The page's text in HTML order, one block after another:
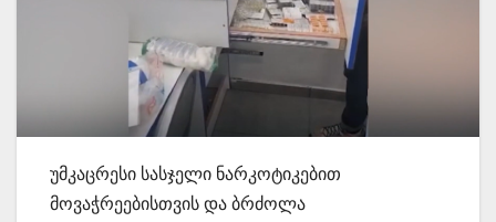
უმკაცრესი სასჯელი ნარკოტიკებით
მოვაჭრეებისთვის და ბრძოლა